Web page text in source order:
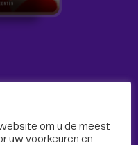
maar ook via social
om u de meest
uw voorkeuren en